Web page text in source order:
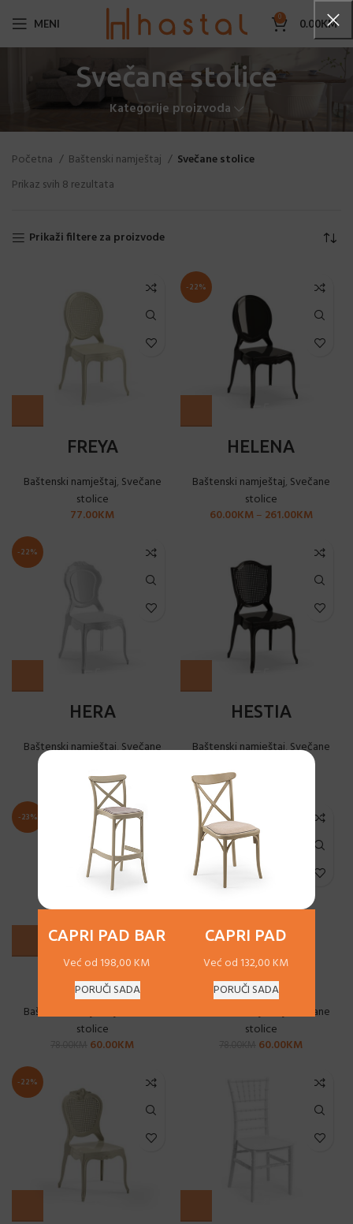
CAPRI PAD BAR
Već od 198,00 KM
CAPRI PAD
Već od 132,00 KM
PORUČI SADA
PORUČI SADA
MENI 0 0.00KM
Svečane stolice
Kategorije proizvoda
Početna Baštenski namještaj
Svečane stolice
Prikaz svih 8 rezultata
Prikaži filtere za proizvode
FREYA
Baštenski namještaj, Svečane
stolice
77.00KM
-22%
HELENA
Baštenski namještaj, Svečane
stolice
60.00KM– 261.00KM
-22%
HERA
Baštenski namještaj,Svečane
–261.00
HESTIA
Baštenski namještaj,Svečane
-23%
NAPOLEON
Baštenski namještaj,Svečane
stolice
60.00KM
-23%
OXO
Baštenski namještaj,Svečane
stolice
60.00KM
-22%